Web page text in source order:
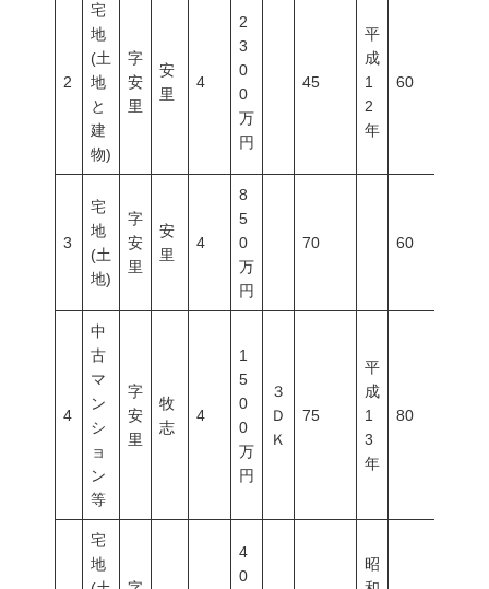
2
宅
地
(土
地
と
建
物)
字
安
里
安
里
4
2
3
0
0
万
円
45
平
成
1
2
年
60
3
宅
地
(土
地)
字
安
里
安
里
4
8
5
0
万
円
70 60
4
中
古
マ
ン
シ
ョ
ン
等
字
安
里
牧
志
4
1
5
0
0
万
円
３
Ｄ
Ｋ
75
平
成
1
3
年
80
宅
地
4
0
昭